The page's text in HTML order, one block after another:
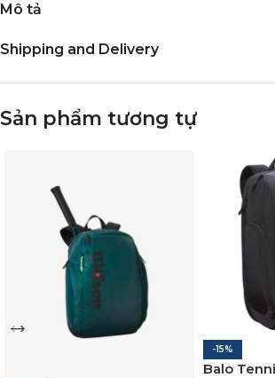
Mô tả
Shipping and Delivery
Sản phẩm tương tự
-15%
Balo